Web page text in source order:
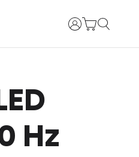
Bejelentkezés
Hz